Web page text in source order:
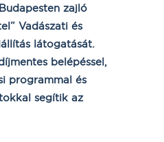
zajló
Vadászati és
látogatását.
belépéssel,
programmal és
segítik az